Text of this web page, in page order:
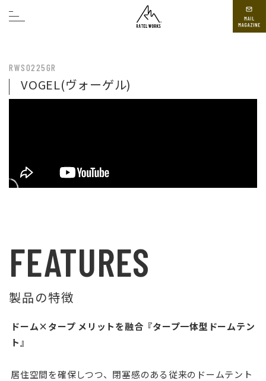
RWS0225GR
VOGEL(ヴォーゲル)
FEATURES
製品の特徴
ドーム×タープ メリットを融合『タープ一体型ドームテン
ト』
居住空間を確保しつつ、閉塞感のある従来のドームテント